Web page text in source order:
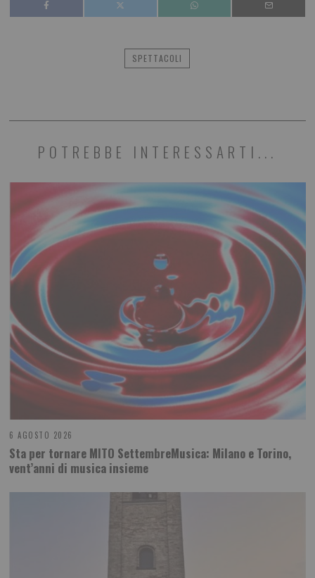
SPETTACOLI
POTREBBE INTERESSARTI...
6 AGOSTO 2026
Sta per tornare MITO SettembreMusica: Milano e Torino,
vent’anni di musica insieme